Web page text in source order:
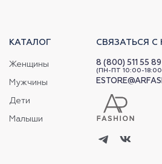
КАТАЛОГ
Женщины
Мужчины
Дети
Малыши
СВЯЗАТЬСЯ С
8 (800) 511 55 89
(ПН-ПТ 10:00-